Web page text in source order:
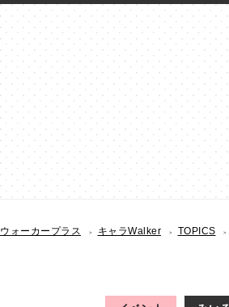
ウォーカープラス キャラWalker TOPICS